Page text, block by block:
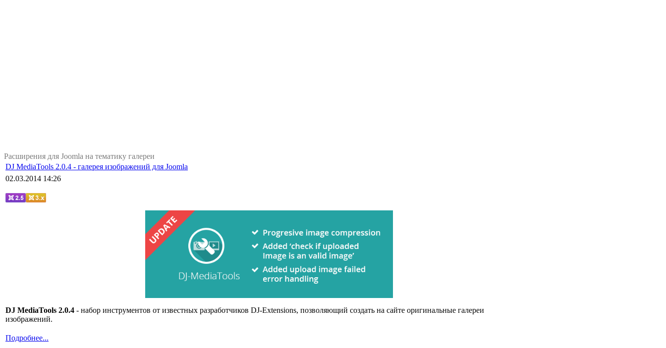
Расширения для Joomla на тематику галереи
DJ MediaTools 2.0.4 - галерея изображений для Joomla
02.03.2014 14:26
DJ MediaTools 2.0.4 - набор инструментов от известных разработчиков DJ-Extensions, позволяющий создать на сайте оригинальные галереи
изображений.
Подробнее...